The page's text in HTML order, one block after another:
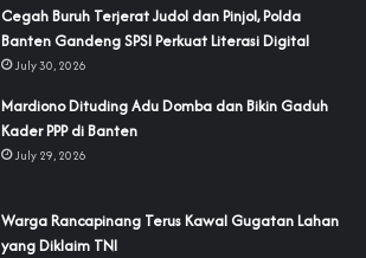
Cegah Buruh Terjerat Judol dan Pinjol, Polda
Banten Gandeng SPSI Perkuat Literasi Digital
July 30, 2026
‎Mardiono Dituding Adu Domba dan Bikin Gaduh
Kader PPP di Banten
July 29, 2026
‎Warga Rancapinang Terus Kawal Gugatan Lahan
yang Diklaim TNI‎‎